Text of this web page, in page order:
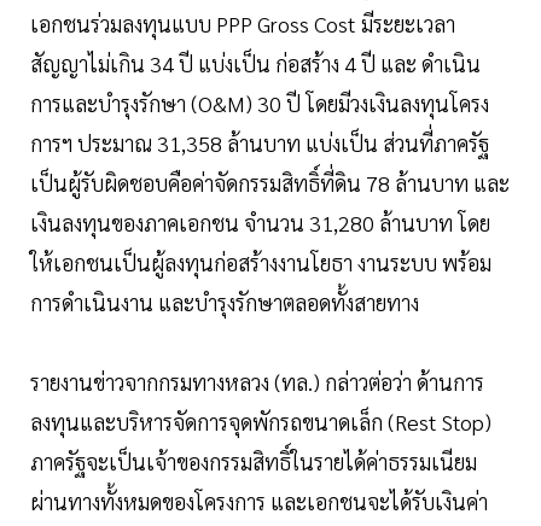
เอกชนร่วมลงทุนแบบ PPP Gross Cost มีระยะเวลา
สัญญาไม่เกิน 34 ปี แบ่งเป็น ก่อสร้าง 4 ปี และ ดำเนิน
การและบำรุงรักษา (O&M) 30 ปี โดยมีวงเงินลงทุนโครง
การฯ ประมาณ 31,358 ล้านบาท แบ่งเป็น ส่วนที่ภาครัฐ
เป็นผู้รับผิดชอบคือค่าจัดกรรมสิทธิ์ที่ดิน 78 ล้านบาท และ
เงินลงทุนของภาคเอกชน จำนวน 31,280 ล้านบาท โดย
ให้เอกชนเป็นผู้ลงทุนก่อสร้างงานโยธา งานระบบ พร้อม
การดำเนินงาน และบำรุงรักษาตลอดทั้งสายทาง
รายงานข่าวจากกรมทางหลวง (ทล.) กล่าวต่อว่า ด้านการ
ลงทุนและบริหารจัดการจุดพักรถขนาดเล็ก (Rest Stop)
ภาครัฐจะเป็นเจ้าของกรรมสิทธิ์ในรายได้ค่าธรรมเนียม
ผ่านทางทั้งหมดของโครงการ และเอกชนจะได้รับเงินค่า